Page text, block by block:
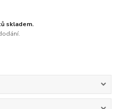
skladem.